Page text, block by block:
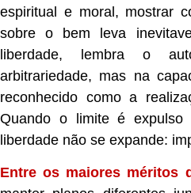
espiritual e moral, mostrar
sobre o bem leva
liberdade, lembra o
arbitrariedade, mas na
reconhecido como a
Quando o limite é expulso
liberdade não se expande:
Entre os maiores méritos